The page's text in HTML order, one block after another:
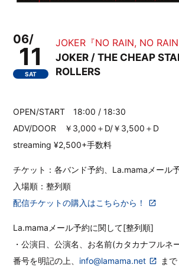
06/
11
SAT
JOKER『NO RAIN, NO
JOKER / THE CHEAP
ROLLERS
OPEN/START 18:00 / 18:30
ADV/DOOR ￥3,000＋D/￥3,500＋D
streaming ¥2,500+手数料
チケット：各バンド予約、La.mamaメール
入場順：整列順
配信チケットの購入はこちらから！
La.mamaメール予約に関して[整列順]
・公演日、公演名、お名前(カタカナフルネ
番号を明記の上、 info@lamama.net
まで